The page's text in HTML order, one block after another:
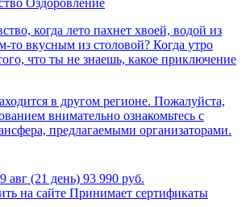
когда лето пахнет хвоей, водой из
то вкусным из столовой? Когда утро
что ты не знаешь, какое приключение
в другом регионе. Пожалуйста,
внимательно ознакомьтесь с
предлагаемыми организаторами.
авг (21 день) 93 990 руб.
на сайте Принимает сертификаты